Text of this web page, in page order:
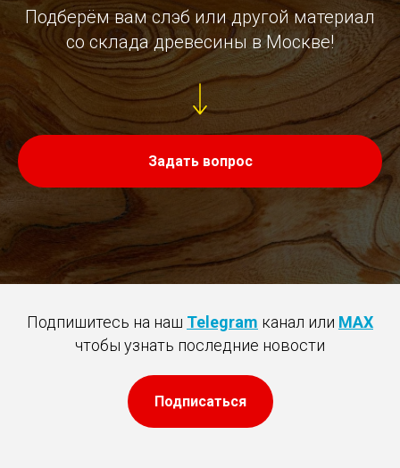
Подберём вам слэб или другой материал
со склада древесины в Москве!
Задать вопрос
Подпишитесь на наш Telegram канал или MAX
чтобы узнать последние новости
Подписаться